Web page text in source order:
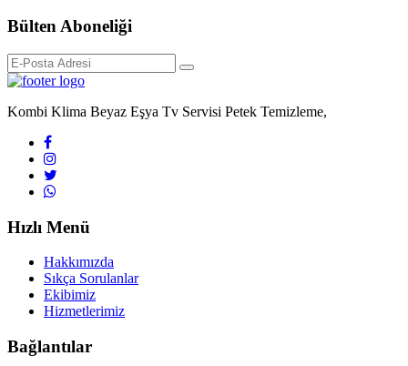
Bülten Aboneliği
Kombi Klima Beyaz Eşya Tv Servisi Petek Temizleme,
Hızlı Menü
Hakkımızda
Sıkça Sorulanlar
Ekibimiz
Hizmetlerimiz
Bağlantılar